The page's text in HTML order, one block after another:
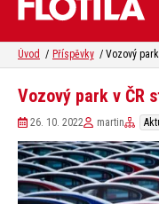
Úvod Příspěvky
Vozový park v ČR
26. 10. 2022 martin